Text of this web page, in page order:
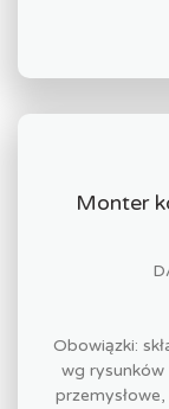
Monter
Obowiązki:
wg